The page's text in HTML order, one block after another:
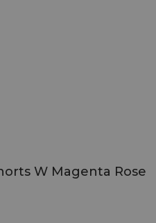
W Magenta Rose